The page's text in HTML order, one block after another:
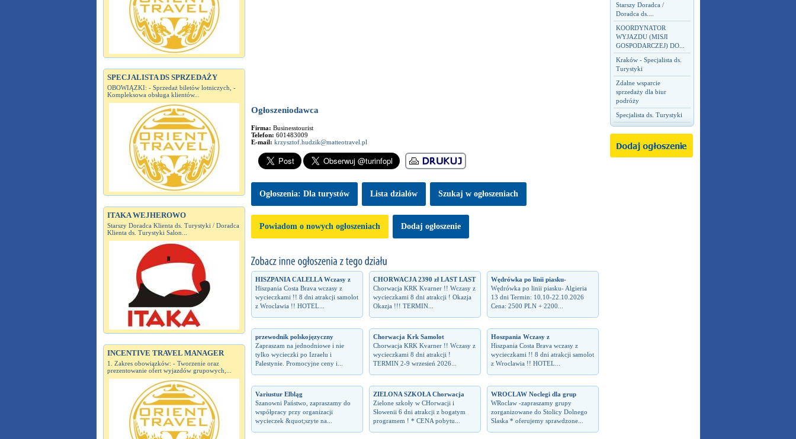
SPECJALISTA DS SPRZEDAŻY
OBOWIĄZKI: - Sprzedaż biletów lotniczych, -
Kompleksowa obsługa klientów...
ITAKA WEJHEROWO
Starszy Doradca Klienta ds. Turystyki / Doradca
Klienta ds. Turystyki Salon...
INCENTIVE TRAVEL MANAGER
1. Zakres obowiązków: - Tworzenie oraz
prezentowanie ofert wyjazdów grupowych,...
Starszy Doradca /
Doradca ds....
KOORDYNATOR
WYJAZDU (MISJI
GOSPODARCZEJ) DO...
Kraków - Specjalista ds.
Turystyki
Zdalne wsparcie
sprzedaży dla biur
podróży
Specjalista ds. Turystyki
Ogłoszeniodawca
Firma: Businesstourist
Telefon: 601483009
E-mail: krzysztof.hudzik@matteotravel.pl
Ogłoszenia: Dla turystów Lista dzialów Szukaj w ogłoszeniach
Powiadom o nowych ogłoszeniach Dodaj ogłoszenie
HISZPANIA CALELLA Wczasy z
Hiszpania Costa Brava wczasy z
wycieczkami !! 8 dni atrakcji samolot
z Wroclawia !! HOTEL...
CHORWACJA 2390 zł LAST LAST
Chorwacja KRK Kvarner !! Wczasy z
wycieczkami 8 dni atrakcji ! Okazja
Okazja !!! TERMIN...
Wędrówka po linii piasku-
Wędrówka po linii piasku- Algieria
13 dni Termin: 10.10-22.10.2026
Cena: 2500 PLN + 2200...
przewodnik polskojęzyczny
Zapraszam na jednodniowe i nie
tylko wycieczki po Izraelu i
Palestynie. Promocyjne ceny i...
Chorwacja Krk Samolot
Chorwacja KRK Kvarner !! Wczasy z
wycieczkami 8 dni atrakcji !
TERMIN 2-9 wrzesień 2026...
Hoszpania Wczasy z
Hiszpania Costa Brava wczasy z
wycieczkami !! 8 dni atrakcji samolot
z Wroclawia !! HOTEL...
Variustur Elbląg
Szanowni Państwo, zapraszamy do
współpracy przy organizacji
wycieczek &quot;szyte na...
ZIELONA SZKOŁA Chorwacja
Zielone szkoły w CHorwacji i
Słowenii 6 dni atrakcji z bogatym
programem ! * CENA pobytu...
WROCLAW Noclegi dla grup
WRoclaw -zapraszamy grupy
zorganizowane do Stolicy Dolnego
Slaska * oferujemy sprawdzone...